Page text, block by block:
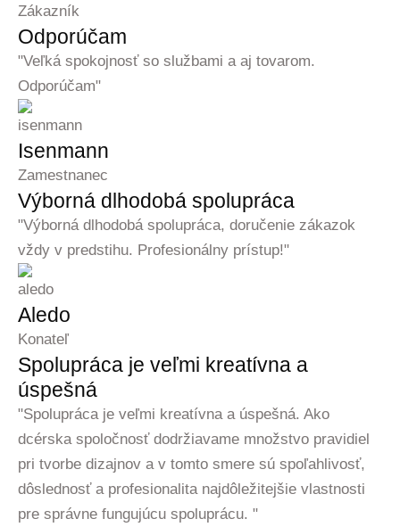
Zákazník
Odporúčam
"Veľká spokojnosť so službami a aj tovarom.
Odporúčam"
Isenmann
Zamestnanec
Výborná dlhodobá spolupráca
"Výborná dlhodobá spolupráca, doručenie zákazok
vždy v predstihu. Profesionálny prístup!"
Aledo
Konateľ
Spolupráca je veľmi kreatívna a
úspešná
"Spolupráca je veľmi kreatívna a úspešná. Ako
dcérska spoločnosť dodržiavame množstvo pravidiel
pri tvorbe dizajnov a v tomto smere sú spoľahlivosť,
dôslednosť a profesionalita najdôležitejšie vlastnosti
pre správne fungujúcu spoluprácu. "